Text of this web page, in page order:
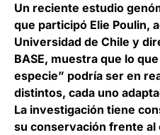
Un reciente estudio
que participó Elie Poulin,
Universidad de Chile y
BASE, muestra que lo
especie” podría ser en
distintos, cada uno
La investigación tiene
su conservación frente al